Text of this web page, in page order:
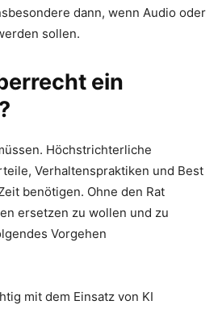
dann, wenn Audio oder
sollen.
ein
Höchstrichterliche
Verhaltenspraktiken und Best
benötigen. Ohne den Rat
ersetzen zu wollen und zu
Vorgehen
mit dem Einsatz von KI